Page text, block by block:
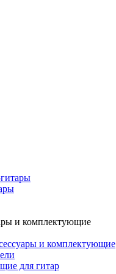
и комплектующие
и комплектующие
для гитар